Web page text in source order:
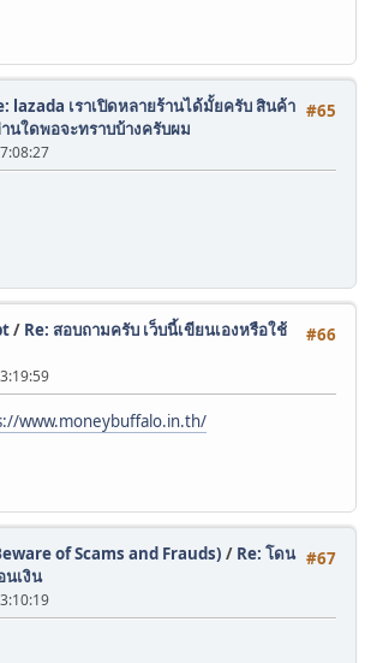
#65
lazada เราเปิดหลายร้านได้มั้ยครับ สินค้า
นใดพอจะทราบบ้างครับผม
#66
/ Re: สอบถามครับ เว็บนี้เขียนเองหรือใช้
www.moneybuffalo.in.th/
#67
of Scams and Frauds) / Re: โดน
นเงิน